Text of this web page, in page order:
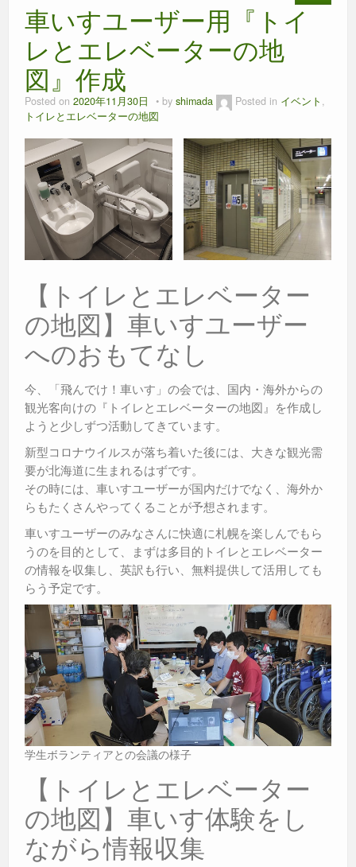
o
o
k
g
er
p
p
車いすユーザー用『トイ
レとエレベーターの地
図』作成
Posted on 2020年11月30日 by shimada Posted in イベント ,
トイレとエレベーターの地図
【トイレとエレベーター
の地図】車いすユーザー
へのおもてなし
今、「飛んでけ！車いす」の会では、国内・海外からの
観光客向けの『トイレとエレベーターの地図』を作成し
ようと少しずつ活動してきています。
新型コロナウイルスが落ち着いた後には、大きな観光需
要が北海道に生まれるはずです。
その時には、車いすユーザーが国内だけでなく、海外か
らもたくさんやってくることが予想されます。
車いすユーザーのみなさんに快適に札幌を楽しんでもら
うのを目的として、まずは多目的トイレとエレベーター
の情報を収集し、英訳も行い、無料提供して活用しても
らう予定です。
学生ボランティアとの会議の様子
【トイレとエレベーター
の地図】車いす体験をし
ながら情報収集